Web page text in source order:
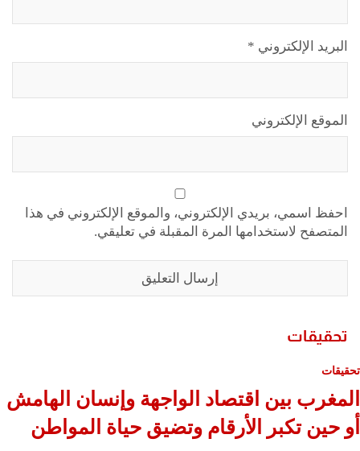
البريد الإلكتروني *
الموقع الإلكتروني
احفظ اسمي، بريدي الإلكتروني، والموقع الإلكتروني في هذا
المتصفح لاستخدامها المرة المقبلة في تعليقي.
تحقيقات
تحقيقات
المغرب بين اقتصاد الواجهة وإنسان الهامش
أو حين تكبر الأرقام وتضيق حياة المواطن